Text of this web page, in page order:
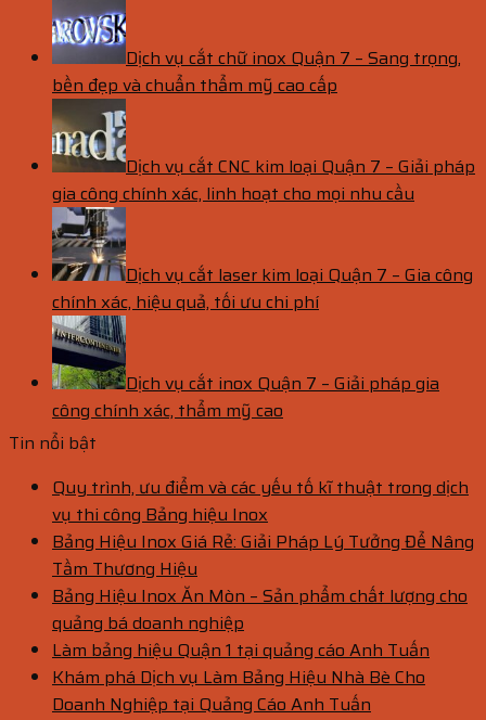
Dịch vụ cắt chữ inox Quận 7 – Sang trọng,
bền đẹp và chuẩn thẩm mỹ cao cấp
Dịch vụ cắt CNC kim loại Quận 7 – Giải pháp
gia công chính xác, linh hoạt cho mọi nhu cầu
Dịch vụ cắt laser kim loại Quận 7 – Gia công
chính xác, hiệu quả, tối ưu chi phí
Dịch vụ cắt inox Quận 7 – Giải pháp gia
công chính xác, thẩm mỹ cao
Tin nổi bật
Quy trình, ưu điểm và các yếu tố kĩ thuật trong dịch
vụ thi công Bảng hiệu Inox
Bảng Hiệu Inox Giá Rẻ: Giải Pháp Lý Tưởng Để Nâng
Tầm Thương Hiệu
Bảng Hiệu Inox Ăn Mòn – Sản phẩm chất lượng cho
quảng bá doanh nghiệp
Làm bảng hiệu Quận 1 tại quảng cáo Anh Tuấn
Khám phá Dịch vụ Làm Bảng Hiệu Nhà Bè Cho
Doanh Nghiệp tại Quảng Cáo Anh Tuấn